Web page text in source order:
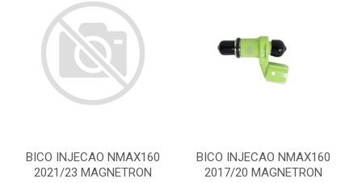
BICO INJECAO NMAX160
2021/23 MAGNETRON
BICO INJECAO NMAX160
2017/20 MAGNETRON